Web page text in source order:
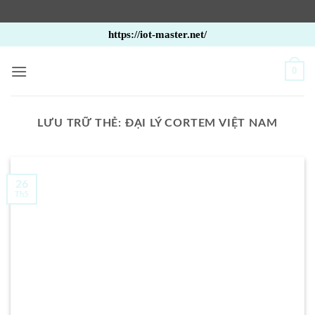
qua
nội
https://iot-master.net/
0
LƯU TRỮ THẺ: ĐẠI LÝ CORTEM VIỆT NAM
26
Th5